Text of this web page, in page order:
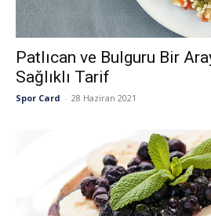
Patlıcan ve Bulguru Bir
Sağlıklı Tarif
Spor Card - 28 Haziran 2021